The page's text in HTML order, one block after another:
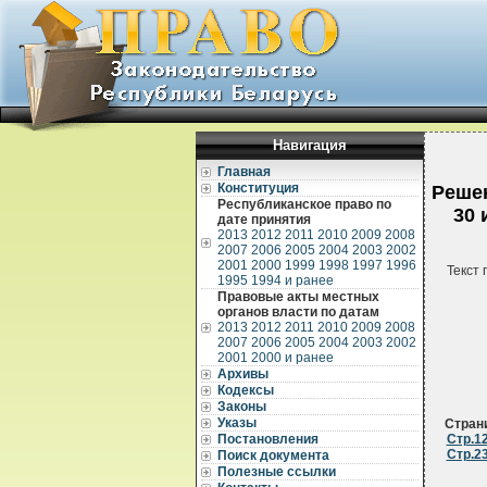
Навигация
Главная
Конституция
Республиканское право по
дате принятия
2013 2012 2011 2010 2009 2008
2007 2006 2005 2004 2003 2002
2001 2000 1999 1998 1997 1996
1995 1994 и ранее
Правовые акты местных
органов власти по датам
2013 2012 2011 2010 2009 2008
2007 2006 2005 2004 2003 2002
2001 2000 и ранее
Архивы
Кодексы
Законы
Указы
Постановления
Поиск документа
Полезные ссылки
30
Текст